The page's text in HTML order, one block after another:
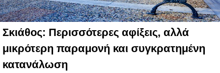
Σκιάθος: Περισσότερες αφίξεις, αλλά
μικρότερη παραμονή και συγκρατημένη
κατανάλωση